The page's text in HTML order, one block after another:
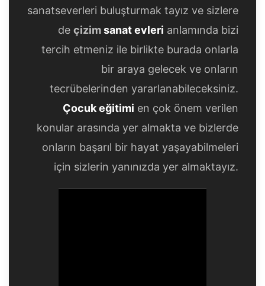
sanatseverleri buluşturmak tayız ve sizlere
de çizimsanat evleri anlamında bizi
tercih etmeniz ile birlikte burada onlarla
bir araya gelecek ve onların
tecrübelerinden yararlanabileceksiniz.
Çocuk eğitimi en çok önem verilen
konular arasında yer almakta ve bizlerde
onların başarıl bir hayat yaşayabilmeleri
için sizlerin yanınızda yer almaktayız.